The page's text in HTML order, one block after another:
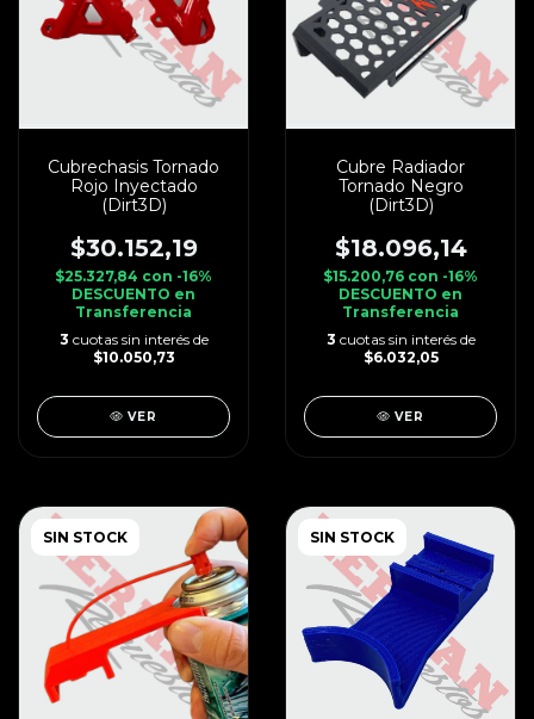
Cubrechasis Tornado
Rojo Inyectado
(Dirt3D)
$30.152,19
$25.327,84 con -16%
DESCUENTO en
Transferencia
3 cuotas sin interés de
$10.050,73
VER
Cubre Radiador
Tornado Negro
(Dirt3D)
$18.096,14
$15.200,76 con -16%
DESCUENTO en
Transferencia
3 cuotas sin interés de
$6.032,05
VER
SIN STOCK SIN STOCK